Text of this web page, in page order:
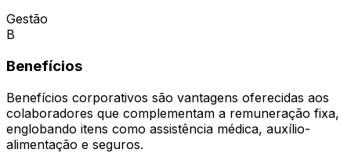
Gestão
B
Benefícios
Benefícios corporativos são vantagens oferecidas aos
colaboradores que complementam a remuneração fixa,
englobando itens como assistência médica, auxílio-
alimentação e seguros.